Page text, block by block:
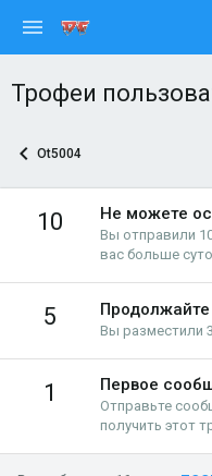
Трофеи
Ot5004
10 Не можете
Вы отправили
вас больше
5 Вы разместили
1 Первое
Отправьте
получить этот